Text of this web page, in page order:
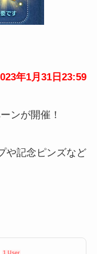
年1月31日23:59
ンが開催！
や記念ピンズなど
1 User